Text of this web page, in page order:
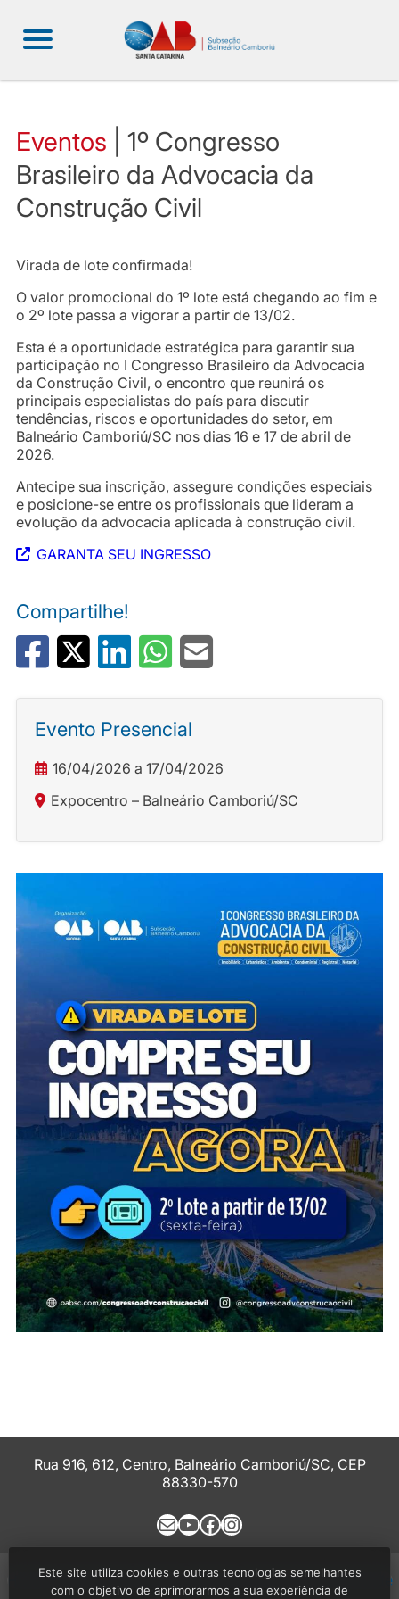
Eventos | 1º Congresso
Brasileiro da Advocacia da
Construção Civil
Virada de lote confirmada!
O valor promocional do 1º lote está chegando ao fim e
o 2º lote passa a vigorar a partir de 13/02.
Esta é a oportunidade estratégica para garantir sua
participação no I Congresso Brasileiro da Advocacia
da Construção Civil, o encontro que reunirá os
principais especialistas do país para discutir
tendências, riscos e oportunidades do setor, em
Balneário Camboriú/SC nos dias 16 e 17 de abril de
2026.
Antecipe sua inscrição, assegure condições especiais
e posicione-se entre os profissionais que lideram a
evolução da advocacia aplicada à construção civil.
GARANTA SEU INGRESSO
Compartilhe!
Evento Presencial
16/04/2026 a 17/04/2026
Expocentro – Balneário Camboriú/SC
Rua 916, 612, Centro, Balneário Camboriú/SC, CEP
88330-570
E-mail Youtube Facebook Instagram
HistóriaComissõesEventosNotíciasPolítica de Privacidade
Este site utiliza cookies e outras tecnologias semelhantes
com o objetivo de aprimorarmos a sua experiência de